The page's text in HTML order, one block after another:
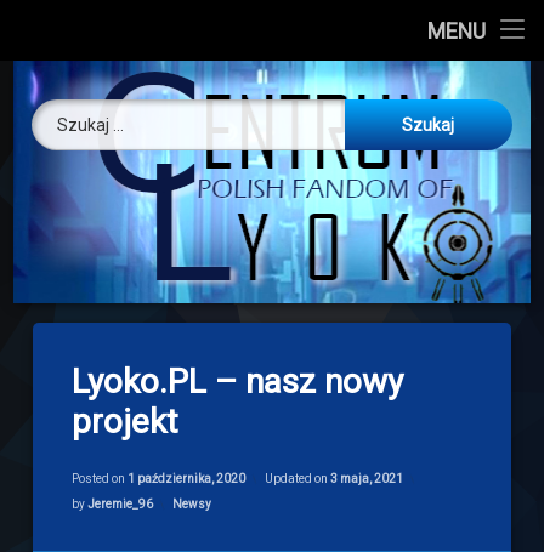
MENU
About us
O nas
Artykuły
Discord
Drogowskaz
Download
Skip
content
Centrum
Szukaj:
Lyoko.PL – nasz nowy
projekt
Posted on 1 października, 2020 Updated on3 maja, 2021
byJeremie_96 Categories:
Newsy